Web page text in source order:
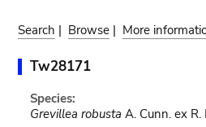
Search | Browse | More
Tw28171
Species:
Grevillea robusta A. Cunn. ex R.